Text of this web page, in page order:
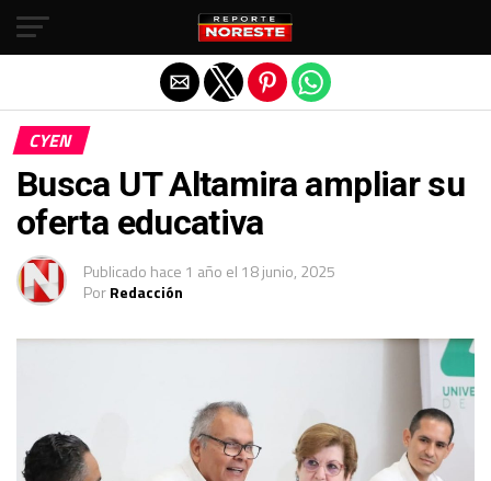
CYEN
Busca UT Altamira ampliar su
oferta educativa
Publicado hace 1 año el 18 junio, 2025
PorRedacción
Salir de la versión móvil